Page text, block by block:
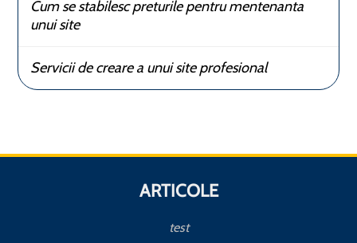
Cum se stabilesc preturile pentru mentenanta
unui site
Servicii de creare a unui site profesional
ARTICOLE
test